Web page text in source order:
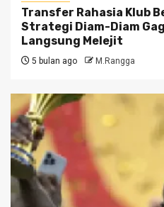
Transfer Rahasia Klub
Strategi Diam-Diam
Langsung Melejit
5 bulan ago M.Rangga